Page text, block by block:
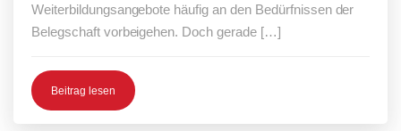
Weiterbildungsangebote häufig an den Bedürfnissen der
Belegschaft vorbeigehen. Doch gerade […]
Beitrag lesen